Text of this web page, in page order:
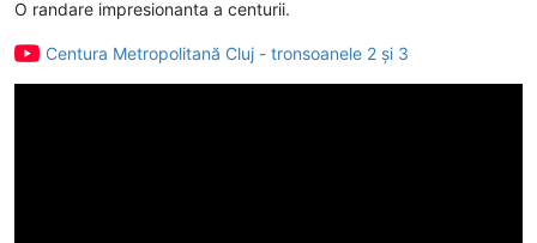
O randare impresionanta a centurii.
Centura Metropolitană Cluj - tronsoanele 2 și 3